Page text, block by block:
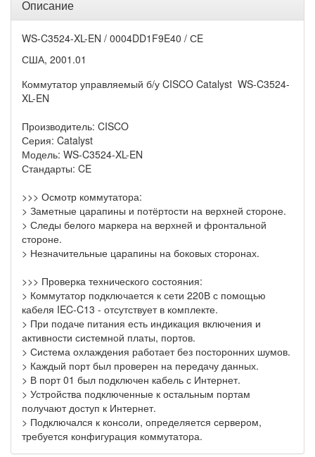
Описание
WS-C3524-XL-EN / 0004DD1F9E40 / СE
США, 2001.01
Коммутатор управляемый б/у CISCO Catalyst WS-C3524-
XL-EN
Производитель: CISCO
Серия: Catalyst
Модель: WS-C3524-XL-EN
Стандарты: CE
>>> Осмотр коммутатора:
> Заметные царапины и потёртости на верхней стороне.
> Следы белого маркера на верхней и фронтальной
стороне.
> Незначительные царапины на боковых сторонах.
>>> Проверка технического состояния:
> Коммутатор подключается к сети 220В с помощью
кабеля IEC-C13 - отсутствует в комплекте.
> При подаче питания есть индикация включения и
активности системной платы, портов.
> Система охлаждения работает без посторонних шумов.
> Каждый порт был проверен на передачу данных.
> В порт 01 был подключен кабель с Интернет.
> Устройства подключенные к остальным портам
получают доступ к Интернет.
> Подключался к консоли, определяется сервером,
требуется конфигурация коммутатора.